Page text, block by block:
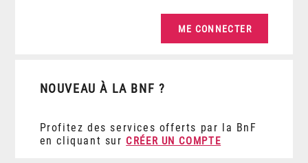
NOUVEAU À LA BNF ?
Profitez des services offerts par la BnF
en cliquant sur CRÉER UN COMPTE